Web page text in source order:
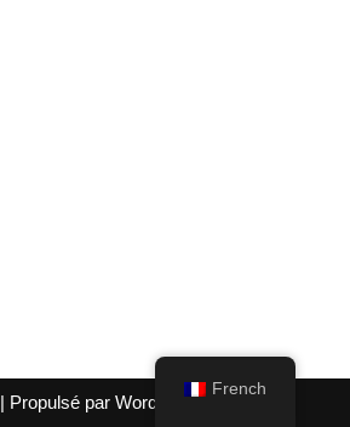
| Propulsé par WordPress
French